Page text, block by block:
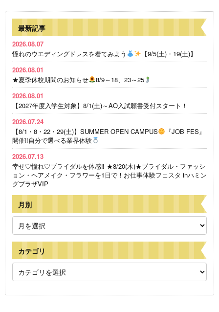
最新記事
2026.08.07
憧れのウエディングドレスを着てみよう
【9/5(土)・19(土)】
2026.08.01
★夏季休校期間のお知らせ
8/9～18、23～25
2026.08.01
【2027年度入学生対象】8/1(土)～AO入試願書受付スタート！
2026.07.24
【8/1・8・22・29(土)】SUMMER OPEN CAMPUS
『JOB FES』
開催‼自分で選べる業界体験
2026.07.13
幸せ♡憧れ♡ブライダルを体感‼ ★8/20(木)★ブライダル・ファッシ
ョン・ヘアメイク・フラワーを1日で！お仕事体験フェスタ inハミン
グプラザVIP
月別
カテゴリ